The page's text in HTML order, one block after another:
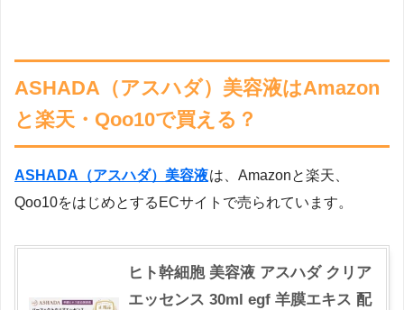
ASHADA（アスハダ）美容液はAmazon
と楽天・Qoo10で買える？
ASHADA（アスハダ）美容液は、Amazonと楽天、
Qoo10をはじめとするECサイトで売られています。
ヒト幹細胞 美容液 アスハダ クリア
エッセンス 30ml egf 羊膜エキス 配